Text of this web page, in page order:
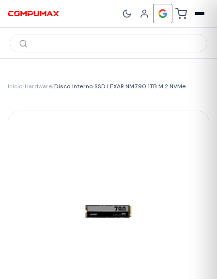
Búsqueda
de
productos
Inicio/Hardware/Disco Interno SSD LEXAR NM790 1TB M.2 NVMe